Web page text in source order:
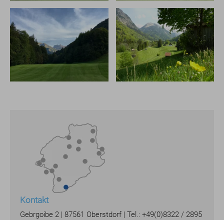
Kontakt
Gebrgoibe 2 | 87561 Oberstdorf | Tel.: +49(0)8322 / 2895